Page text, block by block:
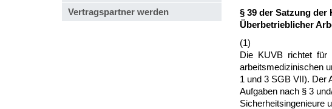
Vertragspartner werden
§ 39 der Satzung
Überbetrieblicher
(1)
Die KUVB richtet für
arbeitsmedizinischen
1 und 3 SGB VII). Der
Aufgaben nach § 3
Sicherheitsingenieure